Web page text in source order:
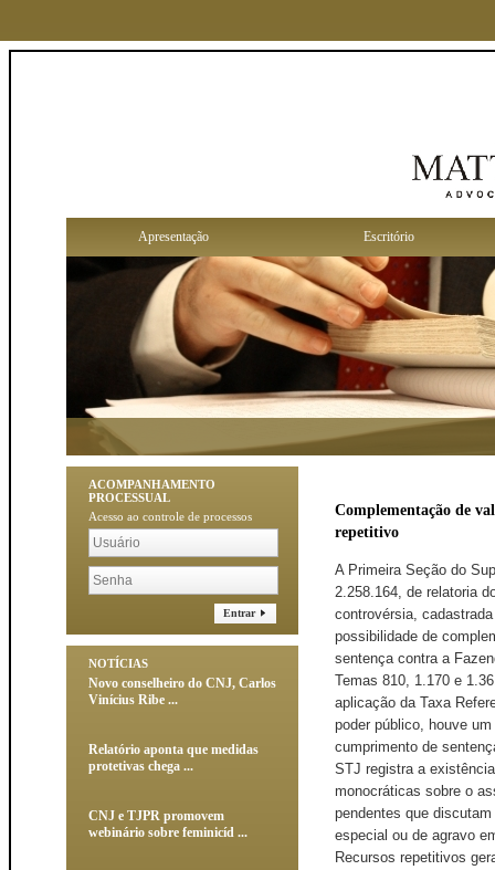
Apresentação Escritório
ACOMPANHAMENTO
PROCESSUAL
Acesso ao controle de processos
Entrar
NOTÍCIAS
Novo conselheiro do CNJ, Carlos
Vinícius Ribe ...
Relatório aponta que medidas
protetivas chega ...
CNJ e TJPR promovem
webinário sobre feminicíd ...
Complementação de
repetitivo
A Primeira Seção do
2.258.164, de relatoria
controvérsia,
possibilidade de
sentença contra a
Temas 810, 1.170 e
aplicação da Taxa
poder público, houve
cumprimento de
STJ registra a
monocráticas sobre o
pendentes que
especial ou de agravo
Recursos repetitivos